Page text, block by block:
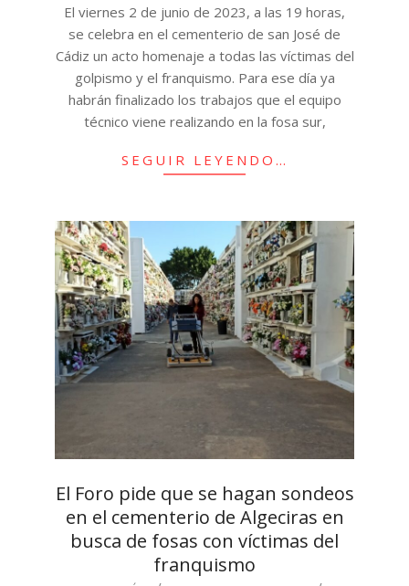
El viernes 2 de junio de 2023, a las 19 horas,
se celebra en el cementerio de san José de
Cádiz un acto homenaje a todas las víctimas del
golpismo y el franquismo. Para ese día ya
habrán finalizado los trabajos que el equipo
técnico viene realizando en la fosa sur,
SEGUIR LEYENDO…
El Foro pide que se hagan sondeos
en el cementerio de Algeciras en
busca de fosas con víctimas del
franquismo